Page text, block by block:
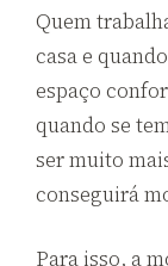
Quem
casa e
espaço
quando se
ser muito
conseguirá
Para isso, a